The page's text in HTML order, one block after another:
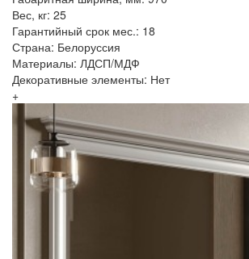
Вес, кг: 25
Гарантийный срок мес.: 18
Страна: Белоруссия
Материалы: ЛДСП/МДФ
Декоративные элементы: Нет
+